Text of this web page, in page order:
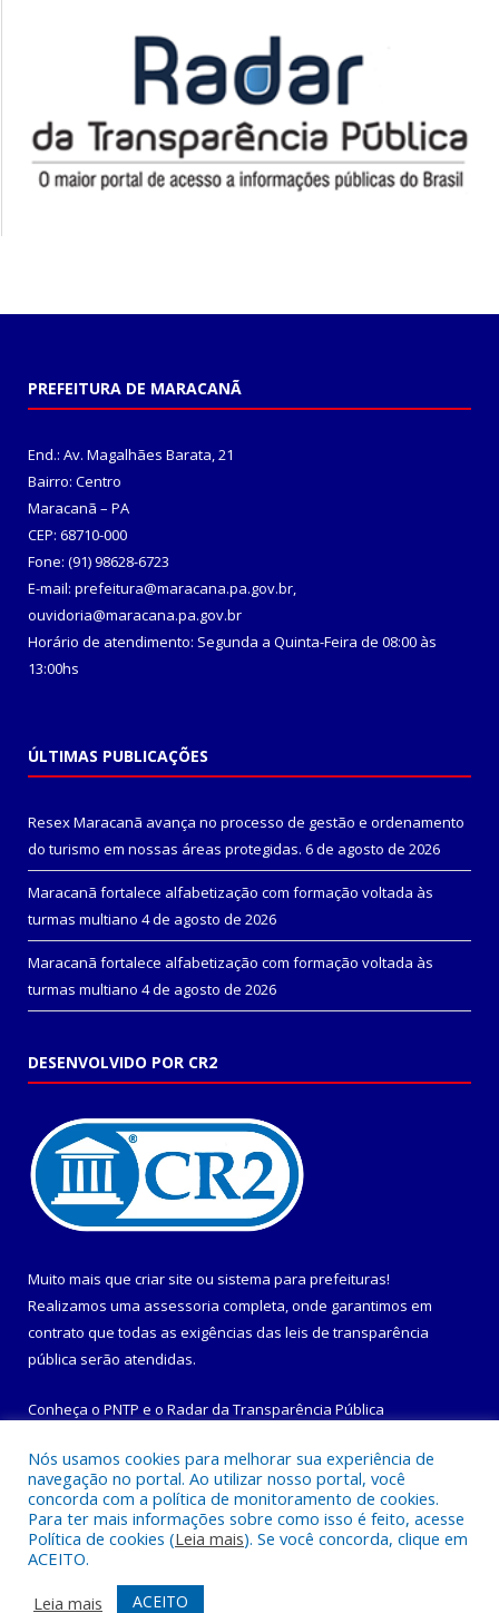
PREFEITURA DE MARACANÃ
End.: Av. Magalhães Barata, 21
Bairro: Centro
Maracanã – PA
CEP: 68710-000
Fone: (91) 98628-6723
E-mail: prefeitura@maracana.pa.gov.br,
ouvidoria@maracana.pa.gov.br
Horário de atendimento: Segunda a Quinta-Feira de 08:00 às
13:00hs
ÚLTIMAS PUBLICAÇÕES
Resex Maracanã avança no processo de gestão e ordenamento
do turismo em nossas áreas protegidas. 6 de agosto de 2026
Maracanã fortalece alfabetização com formação voltada às
turmas multiano 4 de agosto de 2026
Maracanã fortalece alfabetização com formação voltada às
turmas multiano 4 de agosto de 2026
DESENVOLVIDO POR CR2
Muito mais que criar site ou sistema para prefeituras!
Realizamos uma assessoria completa, onde garantimos em
contrato que todas as exigências das leis de transparência
pública serão atendidas.
Conheça o PNTP e o Radar da Transparência Pública
Todos os direitos reservados a Prefeitura Municipal de
Maracanã.
Mapa do Site
Acessar Área Administrativa
Nós usamos cookies para melhorar sua experiência de
navegação no portal. Ao utilizar nosso portal, você
concorda com a política de monitoramento de cookies.
Para ter mais informações sobre como isso é feito, acesse
Política de cookies (Leia mais). Se você concorda, clique em
ACEITO.
Leia mais
ACEITO